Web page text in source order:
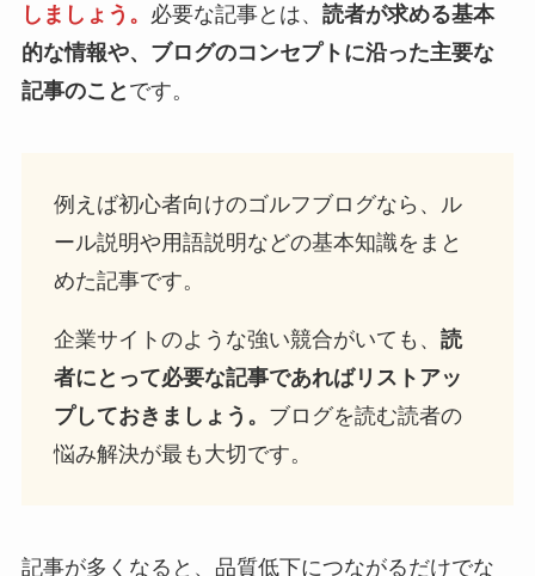
しましょう。 必要な記事とは、 読者が求める基本
的な情報や、ブログのコンセプトに沿った主要な
記事のこと です。
例えば初心者向けのゴルフブログなら、ル
ール説明や用語説明などの基本知識をまと
めた記事です。
企業サイトのような強い競合がいても、 読
者にとって必要な記事であればリストアッ
プしておきましょう。 ブログを読む読者の
悩み解決が最も大切です。
記事が多くなると、品質低下につながるだけでな